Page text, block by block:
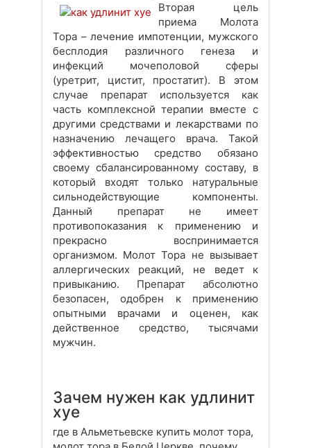
Вторая цель
приема Молота
Тора – лечение импотенции, мужского
бесплодия различного генеза и
инфекций мочеполовой сферы
(уретрит, цистит, простатит). В этом
случае препарат используется как
часть комплексной терапии вместе с
другими средствами и лекарствами по
назначению лечащего врача. Такой
эффективностью средство обязано
своему сбалансированному составу, в
который входят только натуральные
сильнодействующие компоненты.
Данный препарат не имеет
противопоказания к применению и
прекрасно воспринимается
организмом. Молот Тора не вызывает
аллергических реакций, не ведет к
привыканию. Препарат абсолютно
безопасен, одобрен к применению
опытными врачами и оценен, как
действенное средство, тысячами
мужчин.
Зачем нужен как удлинит
хуе
где в Альметьевске купить молот тора,